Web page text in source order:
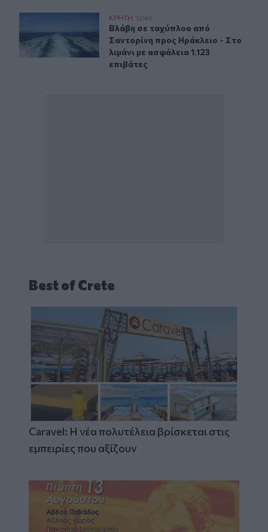
Βλάβη σε ταχύπλοο από Σαντορίνη προς Ηράκλειο -
ΚΡΗΤΗ 12:46
Βλάβη σε ταχύπλοο από Σαντορίνη
Βλάβη σε ταχύπλοο από
Σαντορίνη προς Ηράκλειο - Στο
λιμάνι με ασφάλεια 1.123
επιβάτες
Best of Crete
Caravel: Η νέα πολυτέλεια βρίσκεται στις
εμπειρίες που αξίζουν